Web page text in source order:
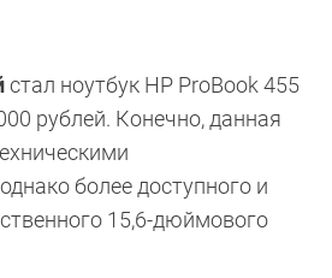
стал ноутбук HP ProBook 455
рублей. Конечно, данная
более доступного и
15,6-дюймового